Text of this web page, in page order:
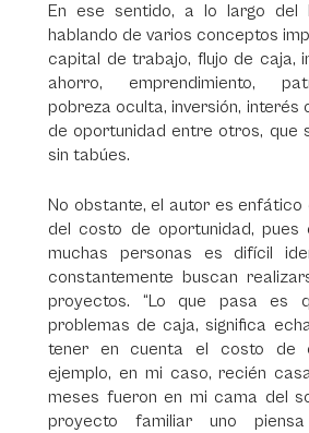
En ese sentido, a lo largo del
hablando de varios conceptos
capital de trabajo, flujo de caja,
ahorro, emprendimiento,
pobreza oculta, inversión, interés
de oportunidad entre otros, que
sin tabúes.
No obstante, el autor es enfático
del costo de oportunidad, pues
muchas personas es difícil
constantemente buscan
proyectos. “Lo que pasa es
problemas de caja, significa
tener en cuenta el costo de
ejemplo, en mi caso, recién
meses fueron en mi cama del
proyecto familiar uno